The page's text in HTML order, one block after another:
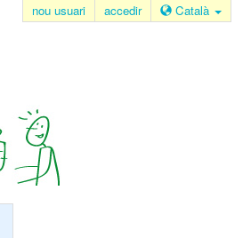
nou usuari accedir Català